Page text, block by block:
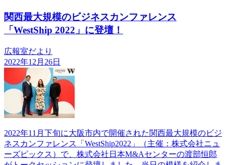
関西最大規模のビジネスカンファレンス
「WestShip 2022」に登壇！
広報室だより
2022年12月26日
2022年11月下旬に大阪市内で開催された関西最大規模のビジ
ネスカンファレンス「WestShip2022」（主催：株式会社ニュ
ーズピックス）で、株式会社日本M&Aセンターの渡部恒郎